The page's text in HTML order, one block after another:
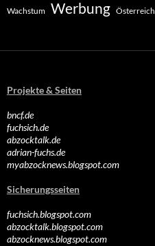
Wachstum Werbung Österreich
Projekte & Seiten
bncf.de
fuchsich.de
abzocktalk.de
adrian-fuchs.de
myabzocknews.blogspot.com
Sicherungsseiten
fuchsich.blogspot.com
abzocktalk.blogspot.com
abzocknews.blogspot.com